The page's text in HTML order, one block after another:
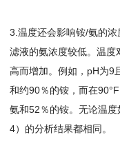
3.温度还会影响铵/氨的
滤液的氨浓度较低。温
高而增加。例如，pH为9
和约90％的铵，而在
氨和52％的铵。无论温
4）的分析结果都相同。